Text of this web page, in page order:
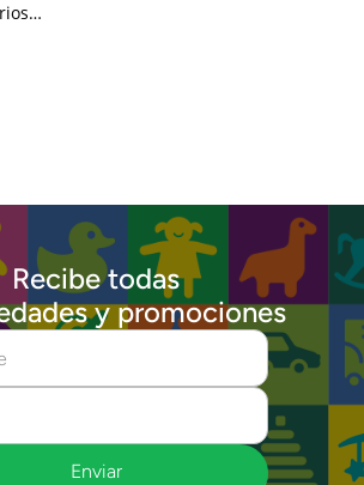
Recibe todas
y promociones
Enviar